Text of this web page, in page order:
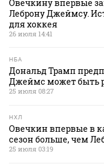
Овечкину впервые
Леброну Джеймсу.
для хоккея
26 июля 14:41
НБА
Дональд Трамп
Джеймс может быть
25 июля 08:27
НХЛ
Овечкин впервые в
сезон больше, чем
25 июля 03:19